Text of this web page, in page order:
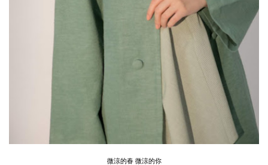
微涼的春 微涼的你